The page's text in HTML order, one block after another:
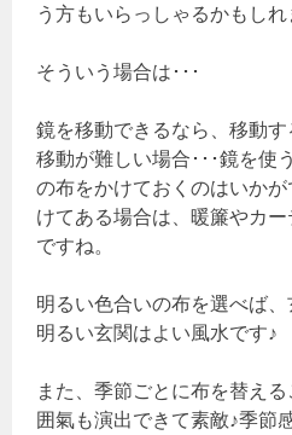
う方もいらっしゃるかもしれ
そういう場合は･･･
鏡を移動できるなら、移動す
移動が難しい場合･･･鏡を使
の布をかけておくのはいか
けてある場合は、暖簾やカ
ですね。
明るい色合いの布を選べば
明るい玄関はよい風水です♪
また、季節ごとに布を替え
囲氣も演出できて素敵♪季節